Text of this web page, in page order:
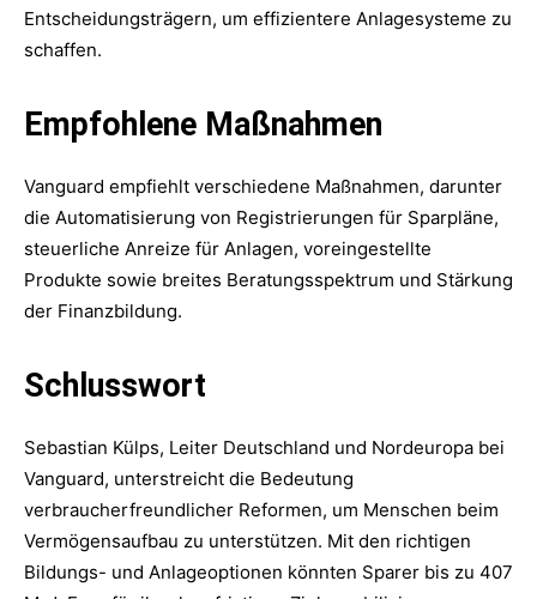
Entscheidungsträgern, um effizientere Anlagesysteme zu
schaffen.
Empfohlene Maßnahmen
Vanguard empfiehlt verschiedene Maßnahmen, darunter
die Automatisierung von Registrierungen für Sparpläne,
steuerliche Anreize für Anlagen, voreingestellte
Produkte sowie breites Beratungsspektrum und Stärkung
der Finanzbildung.
Schlusswort
Sebastian Külps, Leiter Deutschland und Nordeuropa bei
Vanguard, unterstreicht die Bedeutung
verbraucherfreundlicher Reformen, um Menschen beim
Vermögensaufbau zu unterstützen. Mit den richtigen
Bildungs- und Anlageoptionen könnten Sparer bis zu 407